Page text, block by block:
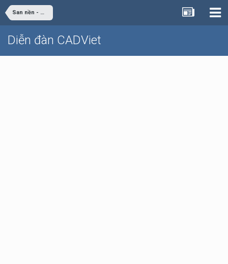
San nền - Giao thông
Diễn đàn CADViet